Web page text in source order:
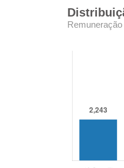
Remuneração